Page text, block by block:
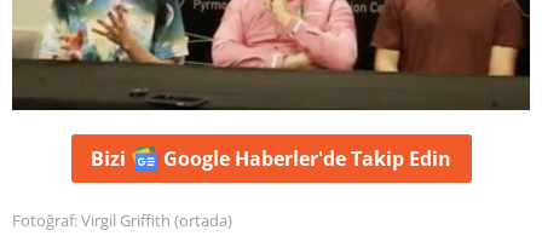
Bizi Google Haberler'deTakip Edin
Fotoğraf: Virgil Griffith (ortada)